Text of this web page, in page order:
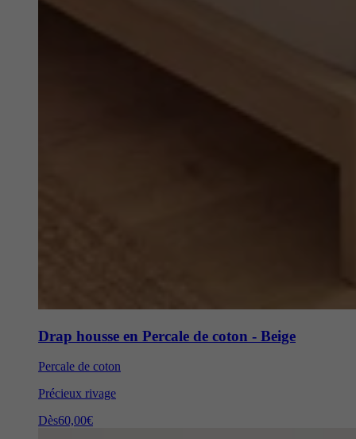
Drap housse en Percale de coton - Beige
Percale de coton
Précieux rivage
Dès60,00€